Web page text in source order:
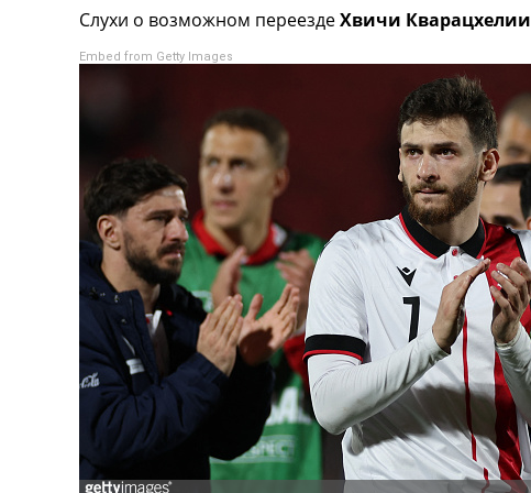
Турниры
Чемпионат Мира
Украина. Премьер-Лига
Лига Чемпионов
Англия. Премьер Лига
Испания. Ла Лига
Другие Турниры >>>
Таблицы
Таблицы групп Чемпионата Мира
Украина. Премьер-Лига
Украина. Первая Лига
Лига Чемпионов. Таблицы групп
Англия. Премьер-Лига
Испания. Ла Лига
Все таблицы >>>
Рейтинги
Рейтинг стран УЕФА
Рейтинг клубов УЕФА
Рейтинг ФИФА
Слухи о возможном переездеХвичи Кварацхелии
Embed from Getty Images